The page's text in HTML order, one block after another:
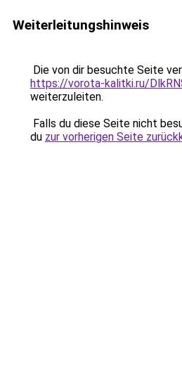
Weiterleitungshinweis
Die von dir besuchte Seite
https://vorota-kalitki.ru/
weiterzuleiten.
Falls du diese Seite nicht
du zur vorherigen Seite